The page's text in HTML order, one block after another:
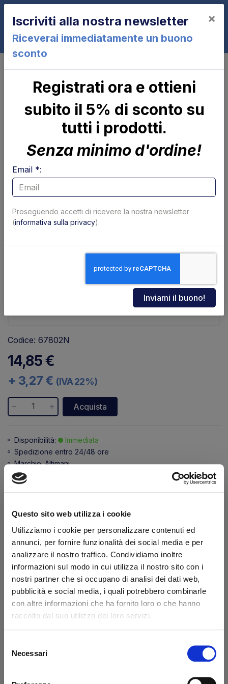
Questo sito web utilizza i cookie
Utilizziamo i cookie per personalizzare contenuti ed
annunci, per fornire funzionalità dei social media e per
analizzare il nostro traffico. Condividiamo inoltre
informazioni sul modo in cui utilizza il nostro sito con i
nostri partner che si occupano di analisi dei dati web,
pubblicità e social media, i quali potrebbero combinarle
con altre informazioni che ha fornito loro o che hanno
raccolto dal suo utilizzo dei loro servizi.
delNecessari
0
Distanziali in nylon diam. 50-30
spes. 10 Altimani
Codice: 67802N
14,85 €
+ 3,27 € (IVA 22%)
Acquista
Disponibilità:
Immediata
Spedizione entro 24/48 ore
Marchio:Altimani
Transazione sicura
Hai la partita IVA?
Descrizione Caratteristiche
Distanziali in nylon diam. 50-30 spes. 10 Altimani
Dicono di noi
Ottimo
Iscriviti alla nostra newsletter
Riceverai immediatamente un buono
sconto
×
Registrati ora e ottieni
subito il 5% di sconto su
tutti i prodotti.
Senza minimo d'ordine!
Email *:
Proseguendo accetti di ricevere la nostra newsletter
(informativa sulla privacy).